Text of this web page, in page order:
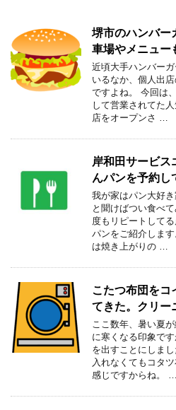
堺市のハンバー
車場やメニュー
近頃大手ハンバー
いるなか、個人出
ですよね。 今回は
して営業されてた
店をオープンさ …
岸和田サービス
んパンを予約
我が家はパン大好
と聞けばつい食べ
度もリピートして
パンをご紹介しま
は焼き上がりの …
こたつ布団をコ
てきた。クリー
ここ数年、暑い夏
に寒くなる印象で
を出すことにしま
入れなくてもコタ
感じですからね。 …